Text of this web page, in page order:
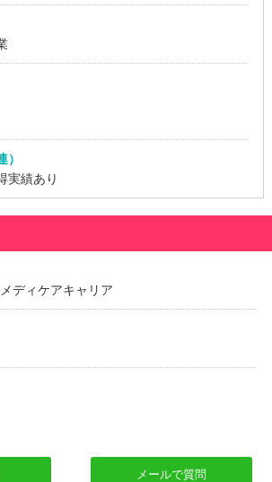
実績あり
ディケアキャリア
メールで質問